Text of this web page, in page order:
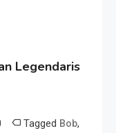
Legendaris
Tagged Bob,